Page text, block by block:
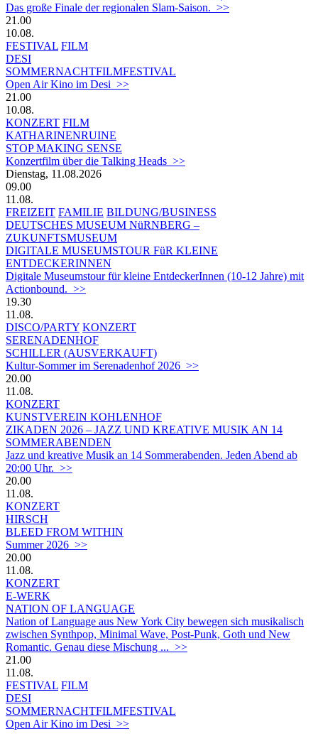
Das große Finale der regionalen Slam-Saison. >>
21.00
10.08.
FESTIVAL FILM
DESI
SOMMERNACHTFILMFESTIVAL
Open Air Kino im Desi >>
21.00
10.08.
KONZERT FILM
KATHARINENRUINE
STOP MAKING SENSE
Konzertfilm über die Talking Heads >>
Dienstag, 11.08.2026
09.00
11.08.
FREIZEIT FAMILIE BILDUNG/BUSINESS
DEUTSCHES MUSEUM NüRNBERG –
ZUKUNFTSMUSEUM
DIGITALE MUSEUMSTOUR FüR KLEINE
ENTDECKERINNEN
Digitale Museumstour für kleine EntdeckerInnen (10-12 Jahre) mit
Actionbound. >>
19.30
11.08.
DISCO/PARTY KONZERT
SERENADENHOF
SCHILLER (AUSVERKAUFT)
Kultur-Sommer im Serenadenhof 2026 >>
20.00
11.08.
KONZERT
KUNSTVEREIN KOHLENHOF
ZIKADEN 2026 – JAZZ UND KREATIVE MUSIK AN 14
SOMMERABENDEN
Jazz und kreative Musik an 14 Sommerabenden. Jeden Abend ab
20:00 Uhr. >>
20.00
11.08.
KONZERT
HIRSCH
BLEED FROM WITHIN
Summer 2026 >>
20.00
11.08.
KONZERT
E-WERK
NATION OF LANGUAGE
Nation of Language aus New York City bewegen sich musikalisch
zwischen Synthpop, Minimal Wave, Post-Punk, Goth und New
Romantic. Genau diese Mischung ... >>
21.00
11.08.
FESTIVAL FILM
DESI
SOMMERNACHTFILMFESTIVAL
Open Air Kino im Desi >>